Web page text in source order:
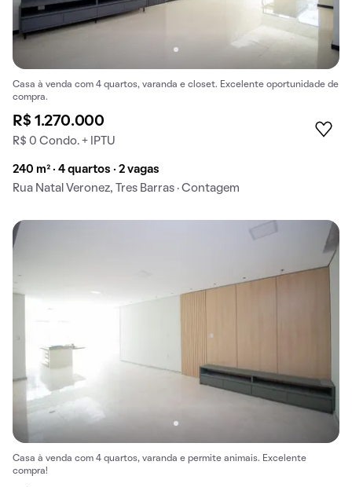
Casa à venda com 4 quartos, varanda e closet. Excelente oportunidade de
compra.
R$ 1.270.000
R$ 0 Condo. + IPTU
240 m² · 4 quartos · 2 vagas
Rua Natal Veronez, Tres Barras · Contagem
Casa à venda com 4 quartos, varanda e permite animais. Excelente
compra!